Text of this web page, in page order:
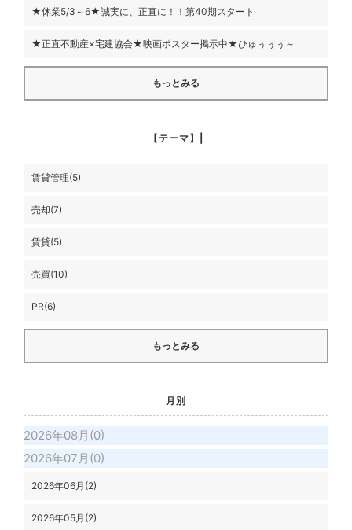
★休業5/3～6★誠実に、正直に！！第40期スタート
★正直不動産×宅建協会★映画ポスター掲示中★ひゅぅぅぅ～
もっとみる
【テーマ】|
賃貸管理(5)
売却(7)
賃貸(5)
売買(10)
PR(6)
もっとみる
月別
2026年08月(0)
2026年07月(0)
2026年06月(2)
2026年05月(2)